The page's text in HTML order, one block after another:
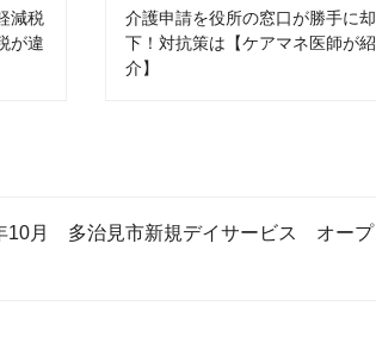
減税
が違
介護申請を役所の窓口が勝手に却
下！対抗策は【ケアマネ医師が紹
介】
10月 多治見市新規デイサービス オープ